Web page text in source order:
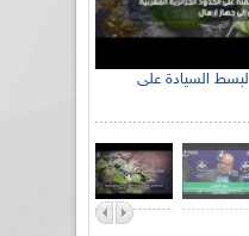
الإذاعة الجزائرية تحي الذكرى 59 لبسط السيادة على